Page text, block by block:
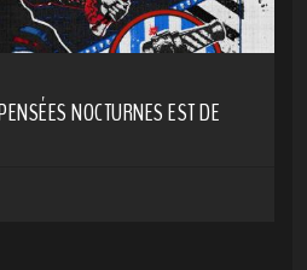
NOCTURNES EST DE